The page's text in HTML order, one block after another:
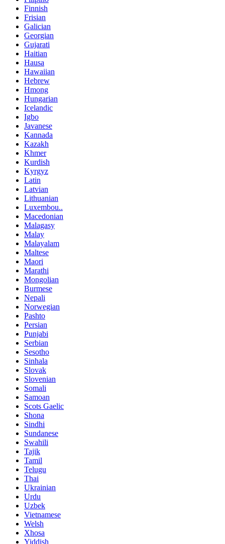
Finnish
Frisian
Galician
Georgian
Gujarati
Haitian
Hausa
Hawaiian
Hebrew
Hmong
Hungarian
Icelandic
Igbo
Javanese
Kannada
Kazakh
Khmer
Kurdish
Kyrgyz
Latin
Latvian
Lithuanian
Luxembou..
Macedonian
Malagasy
Malay
Malayalam
Maltese
Maori
Marathi
Mongolian
Burmese
Nepali
Norwegian
Pashto
Persian
Punjabi
Serbian
Sesotho
Sinhala
Slovak
Slovenian
Somali
Samoan
Scots Gaelic
Shona
Sindhi
Sundanese
Swahili
Tajik
Tamil
Telugu
Thai
Ukrainian
Urdu
Uzbek
Vietnamese
Welsh
Xhosa
Yiddish